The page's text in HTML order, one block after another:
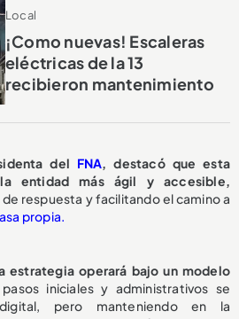
Local
¡Como nuevas! Escaleras
eléctricas de la 13
recibieron mantenimiento
del FNA, destacó que esta
entidad más ágil y accesible,
respuesta y facilitando el camino a
propia.
estrategia operará bajo un modelo
iniciales y administrativos se
pero manteniendo en la